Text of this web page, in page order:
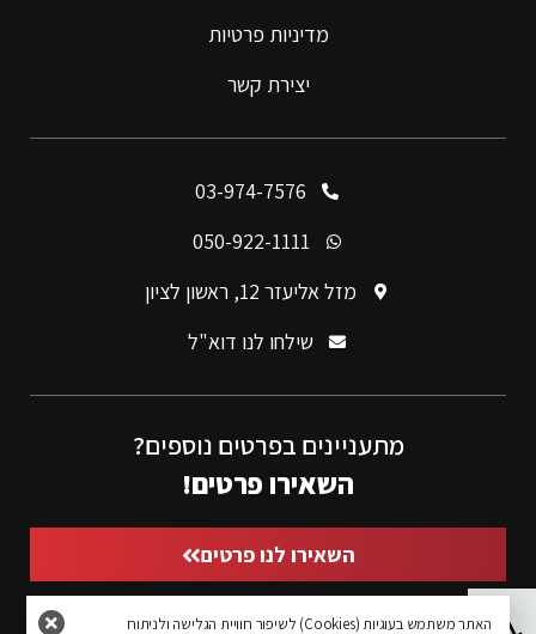
פתח סרגל נגישות
מדיניות פרטיות
יצירת קשר
03-974-7576
050-922-1111
מזל אליעזר 12, ראשון לציון
שילחו לנו דוא"ל
מתעניינים בפרטים נוספים?
השאירו פרטים!
השאירו לנו פרטים
האתר משתמש בעוגיות (Cookies) לשיפור חוויית הגלישה ולניתוח